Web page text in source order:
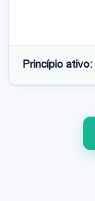
Princípio ativo: